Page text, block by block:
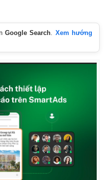
Google Search
Xem hướng